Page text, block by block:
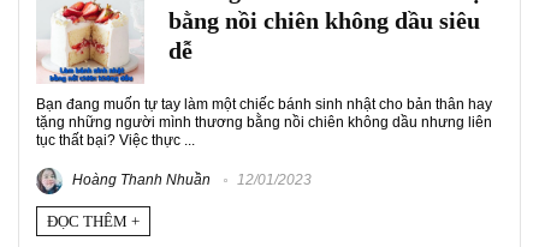
bằng nồi chiên không dầu siêu
dễ
Bạn đang muốn tự tay làm một chiếc bánh sinh nhật cho bản thân hay
tặng những người mình thương bằng nồi chiên không dầu nhưng liên
tục thất bại? Việc thực ...
Hoàng Thanh Nhuần 12/01/2023
ĐỌC THÊM +